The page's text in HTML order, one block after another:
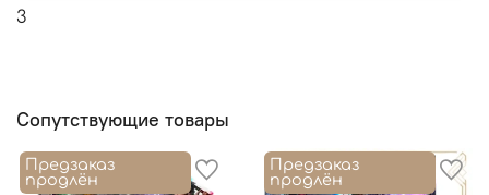
3
Сопутствующие товары
Предзаказ
продлён
Предзаказ
продлён